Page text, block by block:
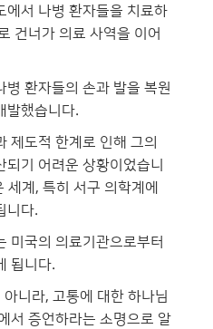
에서 나병 환자들을 치료하
건너가 의료 사역을 이어
환자들의 손과 발을 복원
발했습니다.
제도적 한계로 인해 그의
기 어려운 상황이었습니
세계, 특히 서구 의학계에
니다.
미국의 의료기관으로부터
됩니다.
니라, 고통에 대한 하나님
서 증언하라는 소명으로 알